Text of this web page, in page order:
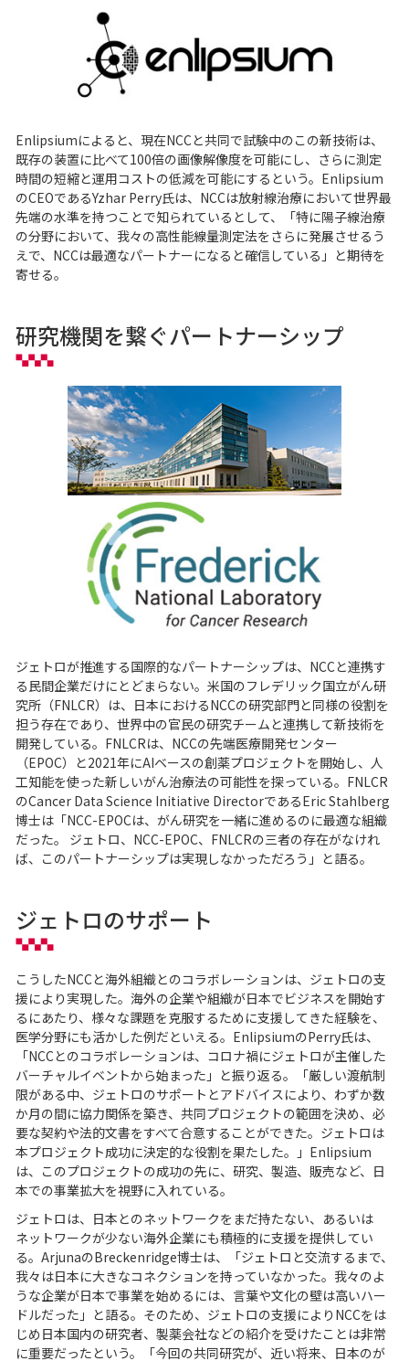
Enlipsiumによると、現在NCCと共同で試験中のこの新技術は、
既存の装置に比べて100倍の画像解像度を可能にし、さらに測定
時間の短縮と運用コストの低減を可能にするという。Enlipsium
のCEOであるYzhar Perry氏は、NCCは放射線治療において世界最
先端の水準を持つことで知られているとして、「特に陽子線治療
の分野において、我々の高性能線量測定法をさらに発展させるう
えで、NCCは最適なパートナーになると確信している」と期待を
寄せる。
研究機関を繋ぐパートナーシップ
ジェトロが推進する国際的なパートナーシップは、NCCと連携す
る民間企業だけにとどまらない。米国のフレデリック国立がん研
究所（FNLCR）は、日本におけるNCCの研究部門と同様の役割を
担う存在であり、世界中の官民の研究チームと連携して新技術を
開発している。FNLCRは、NCCの先端医療開発センター
（EPOC）と2021年にAIベースの創薬プロジェクトを開始し、人
工知能を使った新しいがん治療法の可能性を探っている。FNLCR
のCancer Data Science Initiative DirectorであるEric Stahlberg
博士は「NCC-EPOCは、がん研究を一緒に進めるのに最適な組織
だった。 ジェトロ、NCC-EPOC、FNLCRの三者の存在がなけれ
ば、このパートナーシップは実現しなかっただろう」と語る。
ジェトロのサポート
こうしたNCCと海外組織とのコラボレーションは、ジェトロの支
援により実現した。海外の企業や組織が日本でビジネスを開始す
るにあたり、様々な課題を克服するために支援してきた経験を、
医学分野にも活かした例だといえる。EnlipsiumのPerry氏は、
「NCCとのコラボレーションは、コロナ禍にジェトロが主催した
バーチャルイベントから始まった」と振り返る。「厳しい渡航制
限がある中、ジェトロのサポートとアドバイスにより、わずか数
か月の間に協力関係を築き、共同プロジェクトの範囲を決め、必
要な契約や法的文書をすべて合意することができた。ジェトロは
本プロジェクト成功に決定的な役割を果たした。」Enlipsium
は、このプロジェクトの成功の先に、研究、製造、販売など、日
本での事業拡大を視野に入れている。
ジェトロは、日本とのネットワークをまだ持たない、あるいは
ネットワークが少ない海外企業にも積極的に支援を提供してい
る。ArjunaのBreckenridge博士は、「ジェトロと交流するまで、
我々は日本に大きなコネクションを持っていなかった。我々のよ
うな企業が日本で事業を始めるには、言葉や文化の壁は高いハー
ドルだった」と語る。そのため、ジェトロの支援によりNCCをは
じめ日本国内の研究者、製薬会社などの紹介を受けたことは非常
に重要だったという。「今回の共同研究が、近い将来、日本のが